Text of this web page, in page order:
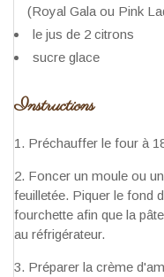
(Royal Gala ou Pink
le jus de 2 citrons
sucre glace
Instructions
Préchauffer le four à
Foncer un moule ou
feuilletée. Piquer le fond
fourchette afin que la
au réfrigérateur.
Préparer la crème